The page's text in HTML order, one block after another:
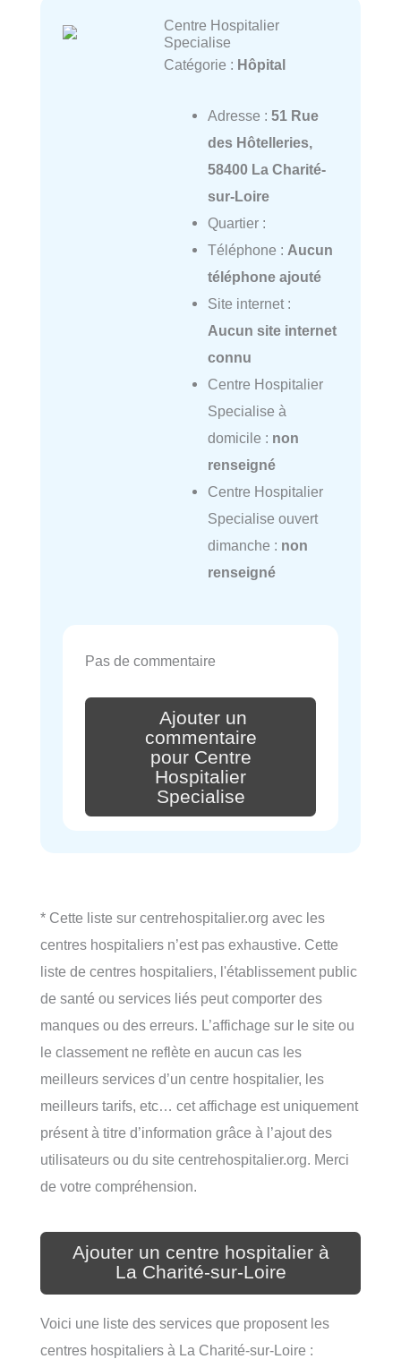
Centre Hospitalier
Specialise
Catégorie : Hôpital
Adresse : 51 Rue
des Hôtelleries,
58400 La Charité-
sur-Loire
Quartier :
Téléphone : Aucun
téléphone ajouté
Site internet :
Aucun site internet
connu
Centre Hospitalier
Specialise à
domicile : non
renseigné
Centre Hospitalier
Specialise ouvert
dimanche : non
renseigné
Pas de commentaire
Ajouter un
commentaire
pour Centre
Hospitalier
Specialise
* Cette liste sur centrehospitalier.org avec les
centres hospitaliers n’est pas exhaustive. Cette
liste de centres hospitaliers, l'établissement public
de santé ou services liés peut comporter des
manques ou des erreurs. L’affichage sur le site ou
le classement ne reflète en aucun cas les
meilleurs services d’un centre hospitalier, les
meilleurs tarifs, etc… cet affichage est uniquement
présent à titre d’information grâce à l’ajout des
utilisateurs ou du site centrehospitalier.org. Merci
de votre compréhension.
Ajouter un centre hospitalier à
La Charité-sur-Loire
Voici une liste des services que proposent les
centres hospitaliers à La Charité-sur-Loire :